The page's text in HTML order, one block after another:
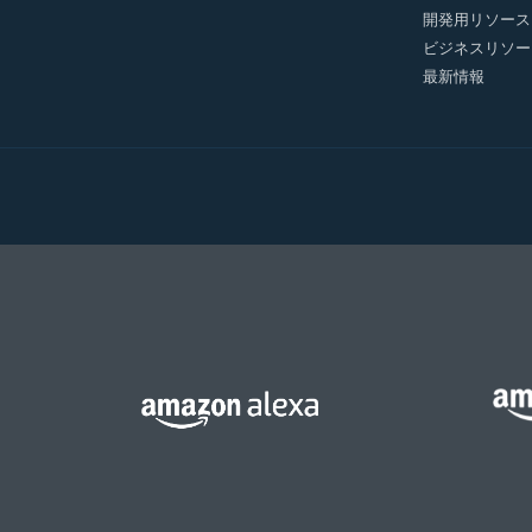
開発用リソース
ビジネスリソ
最新情報